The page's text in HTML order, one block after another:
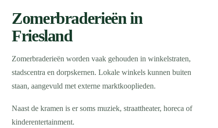
Zomerbraderieën in
Friesland
Zomerbraderieën worden vaak gehouden in winkelstraten,
stadscentra en dorpskernen. Lokale winkels kunnen buiten
staan, aangevuld met externe marktkooplieden.
Naast de kramen is er soms muziek, straattheater, horeca of
kinderentertainment.